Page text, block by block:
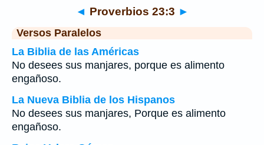
◄ Proverbios 23:3 ►
Versos Paralelos
La Biblia de las Américas
No desees sus manjares, porque es alimento
engañoso.
La Nueva Biblia de los Hispanos
No desees sus manjares, Porque es alimento
engañoso.